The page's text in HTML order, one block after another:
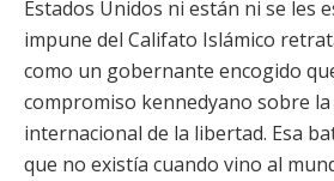
Estados Unidos ni están ni se les
impune del Califato Islámico
como un gobernante encogido
compromiso kennedyano sobre
internacional de la libertad. Esa
que no existía cuando vino al